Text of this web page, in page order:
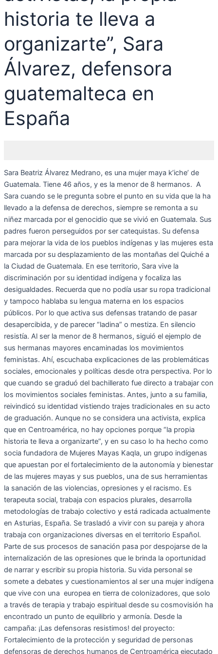
historia te lleva a
organizarte”, Sara
Álvarez, defensora
guatemalteca en
España
Sara Beatriz Álvarez Medrano, es una mujer maya k’iche’ de
Guatemala. Tiene 46 años, y es la menor de 8 hermanos. A
Sara cuando se le pregunta sobre el punto en su vida que la ha
llevado a la defensa de derechos, siempre se remonta a su
niñez marcada por el genocidio que se vivió en Guatemala. Sus
padres fueron perseguidos por ser catequistas. Su defensa
para mejorar la vida de los pueblos indígenas y las mujeres esta
marcada por su desplazamiento de las montañas del Quiché a
la Ciudad de Guatemala. En ese territorio, Sara vive la
discriminación por su identidad indígena y focaliza las
desigualdades. Recuerda que no podía usar su ropa tradicional
y tampoco hablaba su lengua materna en los espacios
públicos. Por lo que activa sus defensas tratando de pasar
desapercibida, y de parecer “ladina” o mestiza. En silencio
resistía. Al ser la menor de 8 hermanos, siguió el ejemplo de
sus hermanas mayores encaminadas los movimientos
feministas. Ahí, escuchaba explicaciones de las problemáticas
sociales, emocionales y políticas desde otra perspectiva. Por lo
que cuando se graduó del bachillerato fue directo a trabajar con
los movimientos sociales feministas. Antes, junto a su familia,
reivindicó su identidad vistiendo trajes tradicionales en su acto
de graduación. Aunque no se considera una activista, explica
que en Centroamérica, no hay opciones porque “la propia
historia te lleva a organizarte”, y en su caso lo ha hecho como
socia fundadora de Mujeres Mayas Kaqla, un grupo indígenas
que apuestan por el fortalecimiento de la autonomía y bienestar
de las mujeres mayas y sus pueblos, una de sus herramientas
la sanación de las violencias, opresiones y el racismo. Es
terapeuta social, trabaja con espacios plurales, desarrolla
metodologías de trabajo colectivo y está radicada actualmente
en Asturias, España. Se trasladó a vivir con su pareja y ahora
trabaja con organizaciones diversas en el territorio Español.
Parte de sus procesos de sanación pasa por despojarse de la
internalización de las opresiones que le brinda la oportunidad
de narrar y escribir su propia historia. Su vida personal se
somete a debates y cuestionamientos al ser una mujer indígena
que vive con una europea en tierra de colonizadores, que solo
a través de terapia y trabajo espiritual desde su cosmovisión ha
encontrado un punto de equilibrio y armonía. Desde la
campaña: ¡Las defensoras resistimos! del proyecto:
Fortalecimiento de la protección y seguridad de personas
defensoras de derechos humanos de Centroamérica ejecutado